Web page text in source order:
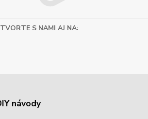
TVORTE S NAMI AJ NA:
návody